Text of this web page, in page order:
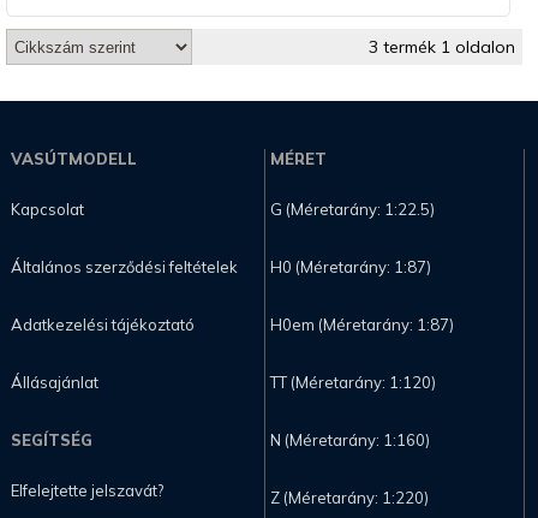
3 termék 1 oldalon
VASÚTMODELL
Kapcsolat
Általános szerződési feltételek
Adatkezelési tájékoztató
Állásajánlat
SEGÍTSÉG
Elfelejtette jelszavát?
MÉRET
G (Méretarány: 1:22.5)
H0 (Méretarány: 1:87)
H0em (Méretarány: 1:87)
TT (Méretarány: 1:120)
N (Méretarány: 1:160)
Z (Méretarány: 1:220)